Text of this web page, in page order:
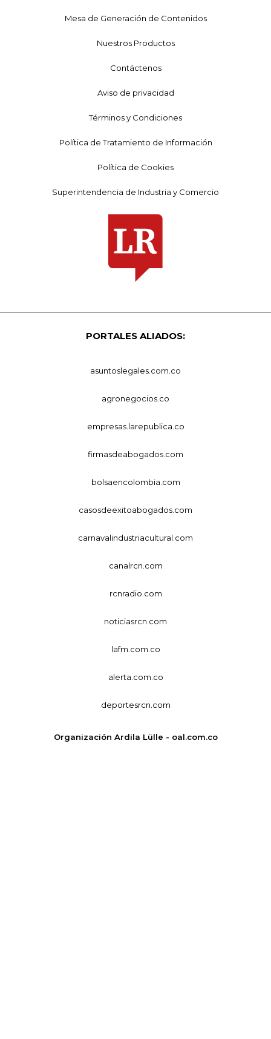
Mesa de Generación de Contenidos
Nuestros Productos
Contáctenos
Aviso de privacidad
Términos y Condiciones
Política de Tratamiento de Información
Política de Cookies
Superintendencia de Industria y Comercio
PORTALES ALIADOS:
asuntoslegales.com.co
agronegocios.co
empresas.larepublica.co
firmasdeabogados.com
bolsaencolombia.com
casosdeexitoabogados.com
carnavalindustriacultural.com
canalrcn.com
rcnradio.com
noticiasrcn.com
lafm.com.co
alerta.com.co
deportesrcn.com
Organización Ardila Lülle - oal.com.co